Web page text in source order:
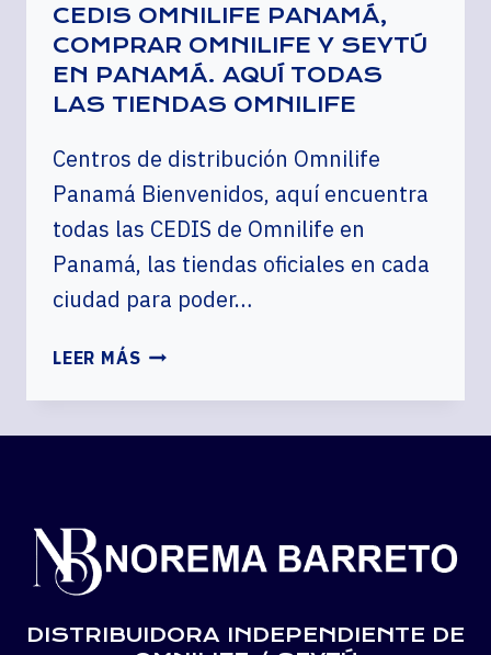
CEDIS OMNILIFE PANAMÁ,
COMPRAR OMNILIFE Y SEYTÚ
EN PANAMÁ. AQUÍ TODAS
LAS TIENDAS OMNILIFE
Centros de distribución Omnilife
Panamá Bienvenidos, aquí encuentra
todas las CEDIS de Omnilife en
Panamá, las tiendas oficiales en cada
ciudad para poder…
LEER MÁS CEDIS
PANAMÁ,
COMPRAR
EN
PANAMÁ.
TODAS
DISTRIBUIDORA INDEPENDIENTE DE